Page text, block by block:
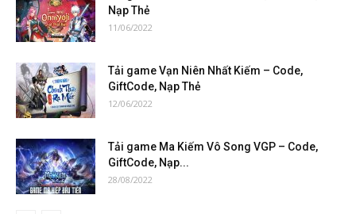
Nạp Thẻ
11/06/2022
Tải game Vạn Niên Nhất Kiếm – Code,
GiftCode, Nạp Thẻ
12/06/2022
Tải game Ma Kiếm Vô Song VGP – Code,
GiftCode, Nạp...
28/08/2022